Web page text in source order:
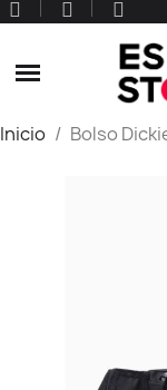
Inicio Bolso